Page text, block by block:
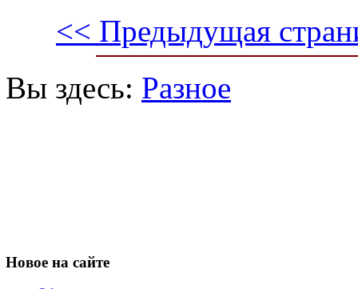
<< Предыдущая
Вы здесь: Разное
Новое на сайте